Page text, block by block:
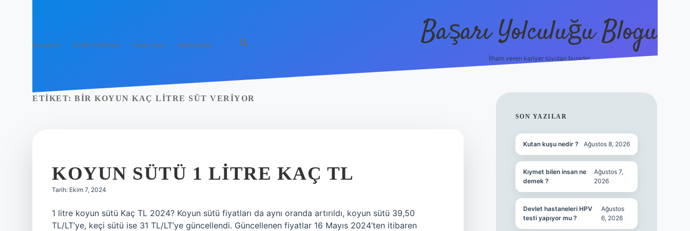
Anasayfa Gizlilik Politikası Yasal Uyarı Hakkımızda Başarı Yolculuğu Blogu
İlham veren kariyer tüyoları burada!
ETIKET: BIR KOYUN KAÇ LITRE SÜT VERIYOR
KOYUN SÜTÜ 1 LITRE KAÇ TL
Tarih: Ekim 7, 2024
1 litre koyun sütü Kaç TL 2024? Koyun sütü fiyatları da aynı oranda artırıldı, koyun sütü 39,50
TL/LT’ye, keçi sütü ise 31 TL/LT’ye güncellendi. Güncellenen fiyatlar 16 Mayıs 2024’ten itibaren
SIDEBAR
SON YAZILAR
Kutan kuşu nedir ? Ağustos 8, 2026
Kıymet bilen insan ne
demek ?
Ağustos 7,
2026
Devlet hastaneleri HPV
testi yapıyor mu ?
Ağustos
6, 2026
https://